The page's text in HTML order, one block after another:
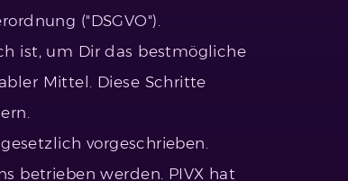
("DSGVO").
ist, um Dir das bestmögliche
Mittel. Diese Schritte
vorgeschrieben.
betrieben werden. PIVX hat